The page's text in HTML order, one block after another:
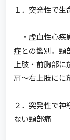
１．突発性で
・虚血性心疾
症との鑑別。頸
上肢・前胸部
肩～右上肢にに
２．突発性で
ない頸部痛